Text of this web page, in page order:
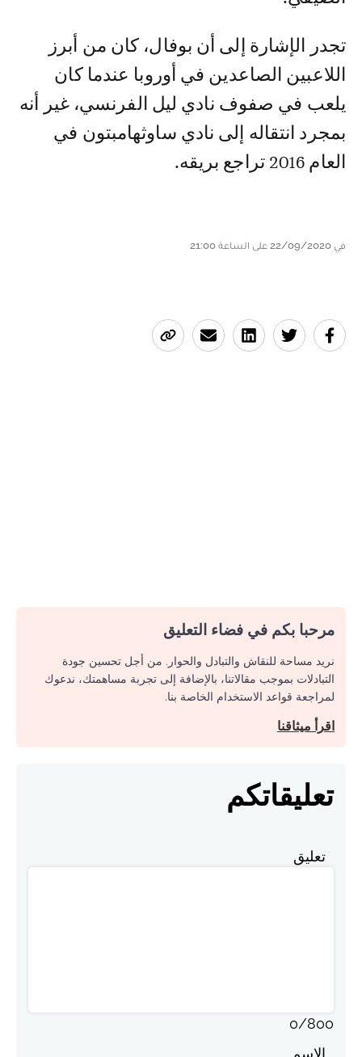
تجدر الإشارة إلى أن بوفال، كان من أبرز
اللاعبين الصاعدين في أوروبا عندما كان
يلعب في صفوف نادي ليل الفرنسي، غير أنه
بمجرد انتقاله إلى نادي ساوثهامبتون في
العام 2016 تراجع بريقه.
في 22/09/2020 على الساعة 21:00
مرحبا بكم في فضاء التعليق
نريد مساحة للنقاش والتبادل والحوار. من أجل تحسين جودة
التبادلات بموجب مقالاتنا، بالإضافة إلى تجربة مساهمتك، ندعوك
لمراجعة قواعد الاستخدام الخاصة بنا.
اقرأ ميثاقنا
تعليقاتكم
تعليق
0/800